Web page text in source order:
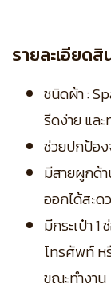
รายละเอียดสิ
ชนิดผ้า :
รีดง่าย แล
ช่วยปกป้อ
มีสายผูกด้า
ออกได้สะด
มีกระเป๋า
โทรศัพท์ ห
ขณะทำงาน